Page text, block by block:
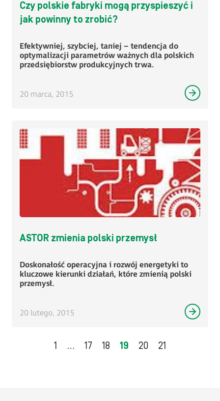
Czy polskie fabryki mogą przyspieszyć i
jak powinny to zrobić?
Efektywniej, szybciej, taniej – tendencja do
optymalizacji parametrów ważnych dla polskich
przedsiębiorstw produkcyjnych trwa.
20 marca, 2015
ASTOR zmienia polski przemysł
Doskonałość operacyjna i rozwój energetyki to
kluczowe kierunki działań, które zmienią polski
przemysł.
20 lutego, 2015
Nawigacja
1 … 17 18 19 20 21